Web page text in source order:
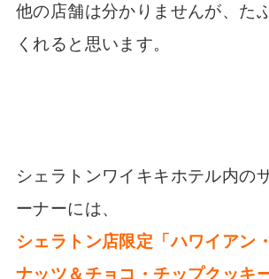
他の店舗は分かりませんが、た
くれると思います。
シェラトンワイキキホテル内の
ーナーには、
シェラトン店限定「ハワイアン
ナッツ＆チョコ・チップクッキー